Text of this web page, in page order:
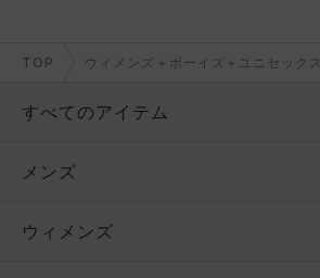
TOP ウィメンズ＋ボーイズ＋ユニセックス
すべてのアイテム
メンズ
ウィメンズ
メンズ
トップス
ウィメンズ